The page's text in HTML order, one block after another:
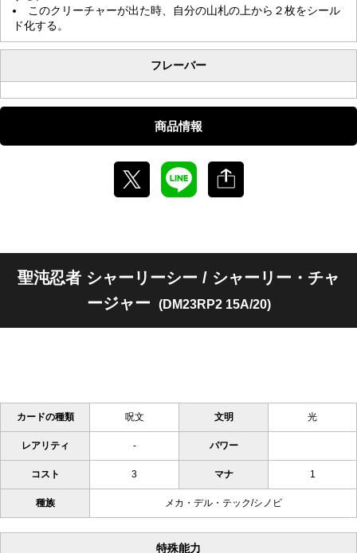
このクリーチャーが出た時、自分の山札の上から２枚をシール
ド化する。
フレーバー
商品情報
聖沌忍者 シャーリーシー / シャーリー・チャ
ージャー
(DM23RP2 15A/20)
カードの種類 呪文 文明 光
レアリティ - パワー
コスト 3 マナ 1
種族 メカ・デル・テック/シノビ
特殊能力